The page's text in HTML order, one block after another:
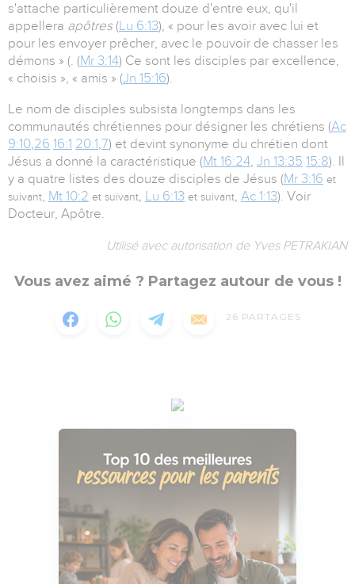
s'attache particulièrement douze d'entre eux, qu'il
appellera apôtres (Lu 6:13), « pour les avoir avec lui et
pour les envoyer prêcher, avec le pouvoir de chasser les
démons » (. (Mr 3:14) Ce sont les disciples par excellence,
« choisis », « amis » (Jn 15:16).
Le nom de disciples subsista longtemps dans les
communautés chrétiennes pour désigner les chrétiens (Ac
9:10,26 16:1 20:1,7) et devint synonyme du chrétien dont
Jésus a donné la caractéristique (Mt 16:24, Jn 13:35 15:8). Il
y a quatre listes des douze disciples de Jésus (Mr 3:16 et
suivant, Mt 10:2 et suivant, Lu 6:13 et suivant, Ac 1:13). Voir
Docteur, Apôtre.
Utilisé avec autorisation de Yves PETRAKIAN
Vous avez aimé ? Partagez autour de vous !
26 PARTAGES